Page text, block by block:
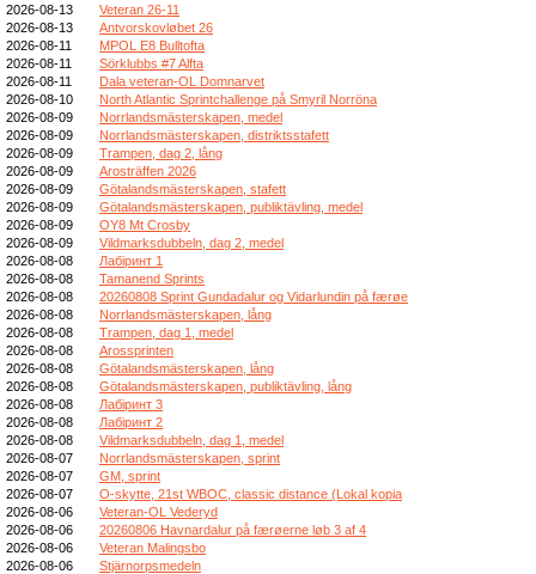
2026-08-13
Veteran 26-11
2026-08-13
Antvorskovløbet 26
2026-08-11
MPOL E8 Bulltofta
2026-08-11
Sörklubbs #7 Alfta
2026-08-11
Dala veteran-OL Domnarvet
2026-08-10
North Atlantic Sprintchallenge på Smyril Norröna
2026-08-09
Norrlandsmästerskapen, medel
2026-08-09
Norrlandsmästerskapen, distriktsstafett
2026-08-09
Trampen, dag 2, lång
2026-08-09
Arosträffen 2026
2026-08-09
Götalandsmästerskapen, stafett
2026-08-09
Götalandsmästerskapen, publiktävling, medel
2026-08-09
OY8 Mt Crosby
2026-08-09
Vildmarksdubbeln, dag 2, medel
2026-08-08
Лабіринт 1
2026-08-08
Tamanend Sprints
2026-08-08
20260808 Sprint Gundadalur og Vidarlundin på færøe
2026-08-08
Norrlandsmästerskapen, lång
2026-08-08
Trampen, dag 1, medel
2026-08-08
Arossprinten
2026-08-08
Götalandsmästerskapen, lång
2026-08-08
Götalandsmästerskapen, publiktävling, lång
2026-08-08
Лабіринт 3
2026-08-08
Лабіринт 2
2026-08-08
Vildmarksdubbeln, dag 1, medel
2026-08-07
Norrlandsmästerskapen, sprint
2026-08-07
GM, sprint
2026-08-07
O-skytte, 21st WBOC, classic distance (Lokal kopia
2026-08-06
Veteran-OL Vederyd
2026-08-06
20260806 Havnardalur på færøerne løb 3 af 4
2026-08-06
Veteran Malingsbo
2026-08-06
Stjärnorpsmedeln